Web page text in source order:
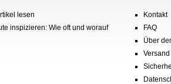
lesen
inspizieren: Wie oft und worauf
Kontakt
FAQ
Über